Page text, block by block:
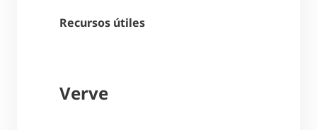
Recursos útiles
Verve